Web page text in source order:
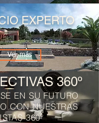
EXPERTO
Ver más
360º
EN SU FUTURO
CON NUESTRAS
360º